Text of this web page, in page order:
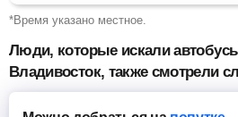
*Время указано местное.
Люди, которые искали
Владивосток, также смотрели